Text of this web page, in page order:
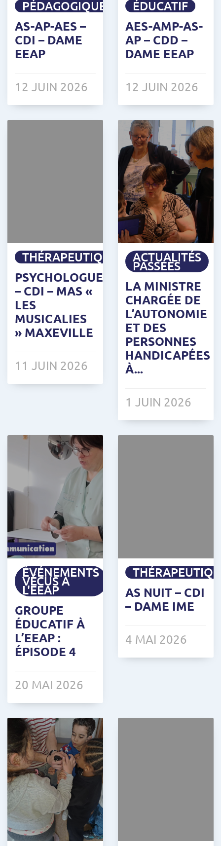
PÉDAGOGIQUE
AS-AP-AES –
CDI – DAME
EEAP
12 JUIN 2026
ÉDUCATIF
AES-AMP-AS-
AP – CDD –
DAME EEAP
12 JUIN 2026
THÉRAPEUTIQUE
PSYCHOLOGUE
– CDI – MAS «
LES
MUSICALIES
» MAXEVILLE
11 JUIN 2026
ACTUALITÉS
PASSÉES
LA MINISTRE
CHARGÉE DE
L’AUTONOMIE
ET DES
PERSONNES
HANDICAPÉES
À...
1 JUIN 2026
ÉVÉNEMENTS
VÉCUS À
L'EEAP
GROUPE
ÉDUCATIF À
L’EEAP :
ÉPISODE 4
20 MAI 2026
AS NUIT – CDI
– DAME IME
4 MAI 2026